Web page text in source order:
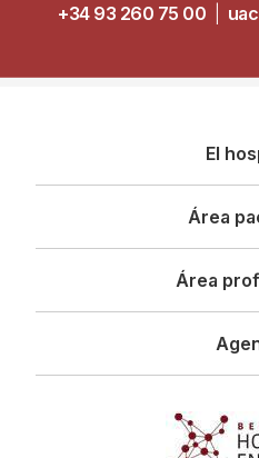
+34 93 260 75 00
principal
El
Área
Área